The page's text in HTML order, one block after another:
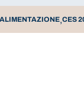
ALIMENTAZIONE,CES